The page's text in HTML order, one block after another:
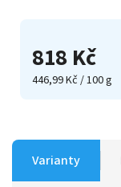
818 Kč
446,99 Kč / 100 g
Varianty